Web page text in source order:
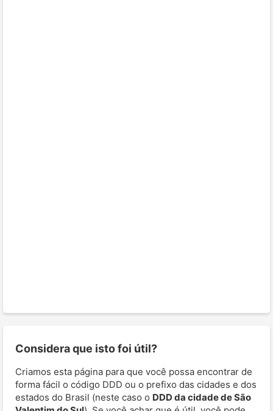
Considera que isto foi útil?
Criamos esta página para que você possa encontrar de
forma fácil o código DDD ou o prefixo das cidades e dos
estados do Brasil (neste caso o DDD da cidade de São